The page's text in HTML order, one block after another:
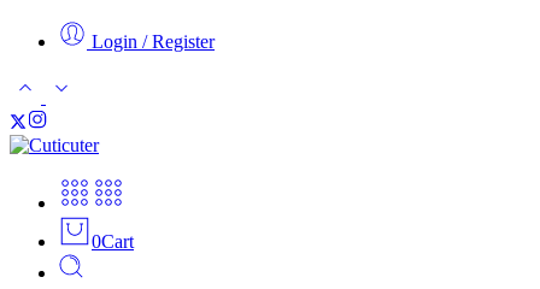
Login / Register
0Cart